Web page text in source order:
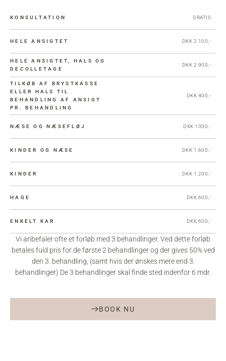
KONSULTATION GRATIS
HELE ANSIGTET DKK 2.100,-
HELE ANSIGTET, HALS OG
DECOLLETAGE
DKK 2.900,-
TILKØB AF BRYSTKASSE
ELLER HALS TIL
BEHANDLING AF ANSIGT
PR. BEHANDLING
DKK 400,-
NÆSE OG NÆSEFLØJ DKK 1000,-
KINDER OG NÆSE DKK 1.600,-
KINDER DKK 1.200,-
HAGE DKK 600,-
ENKELT KAR DKK 600,-
Vi anbefaler ofte et forløb med 3 behandlinger. Ved dette forløb
betales fuld pris for de første 2 behandlinger og der gives 50% ved
den 3. behandling, (samt hvis der ønskes mere end 3.
behandlinger) De 3 behandlinger skal finde sted indenfor 6 mdr.
BOOK NU